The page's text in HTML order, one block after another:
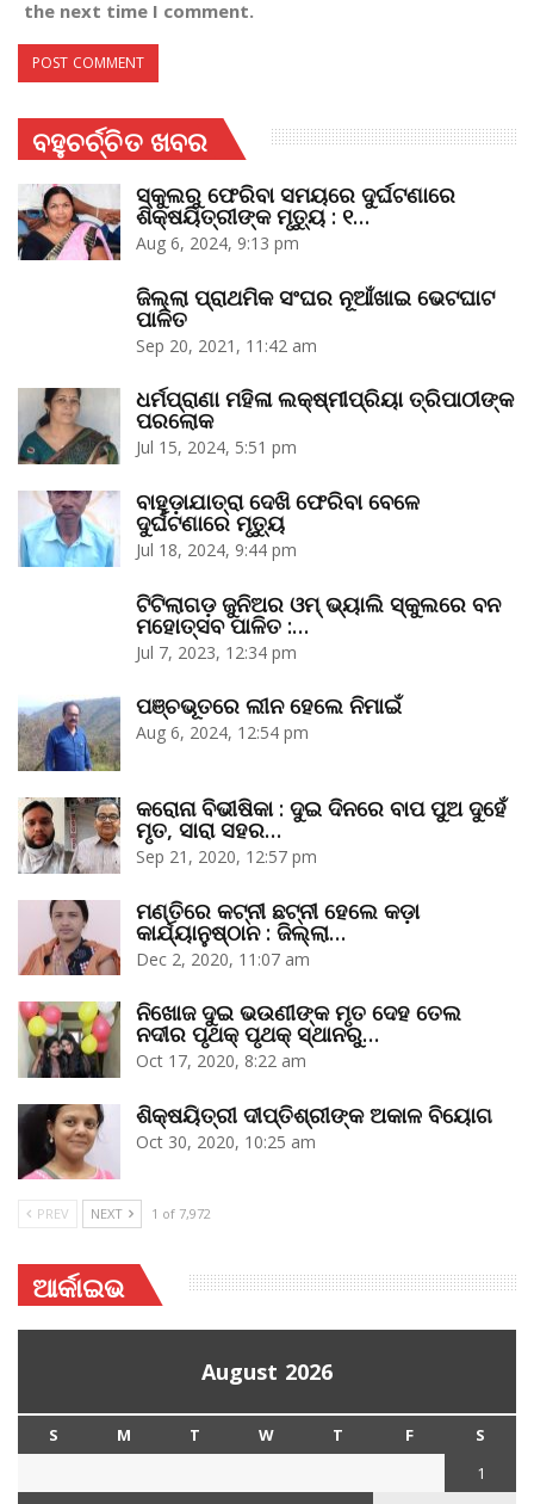
the next time I comment.
ବହୁଚର୍ଚ୍ଚିତ ଖବର
ସ୍କୁଲରୁ ଫେରିବା ସମୟରେ ଦୁର୍ଘଟଣାରେ
ଶିକ୍ଷୟିତ୍ରୀଙ୍କ ମୃତ୍ୟୁ : ୧…
Aug 6, 2024, 9:13 pm
ଜିଲ୍ଲା ପ୍ରାଥମିକ ସଂଘର ନୂଆଁଖାଇ ଭେଟଘାଟ
ପାଳିତ
Sep 20, 2021, 11:42 am
ଧର୍ମପ୍ରାଣା ମହିଳା ଲକ୍ଷ୍ମୀପ୍ରିୟା ତ୍ରିପାଠୀଙ୍କ
ପରଲୋକ
Jul 15, 2024, 5:51 pm
ବାହୁଡ଼ାଯାତ୍ରା ଦେଖି ଫେରିବା ବେଳେ
ଦୁର୍ଘଟଣାରେ ମୃତ୍ୟୁ
Jul 18, 2024, 9:44 pm
ଟିଟିଲାଗଡ଼ ଜୁନିଅର ଓମ୍‌ ଭ୍ୟାଲି ସ୍କୁଲରେ ବନ
ମହୋତ୍ସବ ପାଳିତ :…
Jul 7, 2023, 12:34 pm
ପଞ୍ଚଭୂତରେ ଲୀନ ହେଲେ ନିମାଇଁ
Aug 6, 2024, 12:54 pm
କରୋନା ବିଭୀଷିକା : ଦୁଇ ଦିନରେ ବାପ ପୁଅ ଦୁହେଁ
ମୃତ, ସାରା ସହର…
Sep 21, 2020, 12:57 pm
ମଣ୍ତିରେ କଟ୍‌ନୀ ଛଟ୍‌ନୀ ହେଲେ କଡ଼ା
କାର୍ଯ୍ୟାନୁଷ୍ଠାନ : ଜିଲ୍ଲା…
Dec 2, 2020, 11:07 am
ନିଖୋଜ ଦୁଇ ଭଉଣୀଙ୍କ ମୃତ ଦେହ ତେଲ
ନଦୀର ପୃଥକ୍‌ ପୃଥକ୍‌ ସ୍ଥାନରୁ…
Oct 17, 2020, 8:22 am
ଶିକ୍ଷୟିତ୍ରୀ ଦୀପ୍ତିଶ୍ରୀଙ୍କ ଅକାଳ ବିୟୋଗ
Oct 30, 2020, 10:25 am
PREV NEXT 1 of 7,972
ଆର୍କାଇଭ
August 2026
S M T W T F
S
1